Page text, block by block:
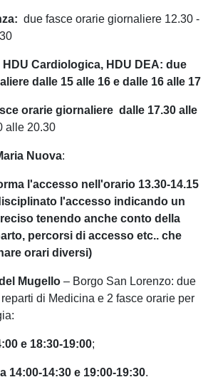
due fasce orarie giornaliere 12.30 -
Cardiologica, HDU DEA: due
dalle 15 alle 16 e dalle 16 alle 17
orarie giornaliere dalle 17.30 alle
alle 20.30
Nuova:
l'accesso nell'orario 13.30-14.15
l'accesso indicando un
tenendo anche conto della
percorsi di accesso etc.. che
orari diversi)
Mugello – Borgo San Lorenzo: due
di Medicina e 2 fasce orarie per
e 18:30-19:00;
14:00-14:30 e 19:00-19:30.